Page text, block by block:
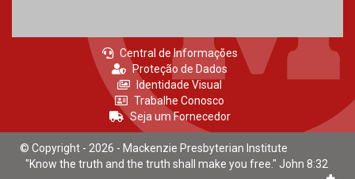
Central de Informações
Proteção de Dados
Identidade Visual
Trabalhe Conosco
Seja um Fornecedor
© Copyright - 2026 - Mackenzie Presbyterian Institute
"Know the truth and the truth shall make you free." John 8:32